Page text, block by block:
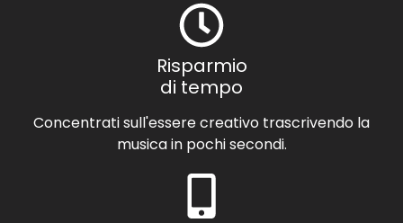
Risparmio
di tempo
Concentrati sull'essere creativo trascrivendo la
musica in pochi secondi.